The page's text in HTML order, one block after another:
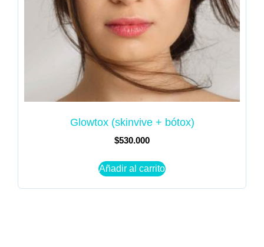
Glowtox (skinvive + bótox)
$530.000
Añadir al carrito